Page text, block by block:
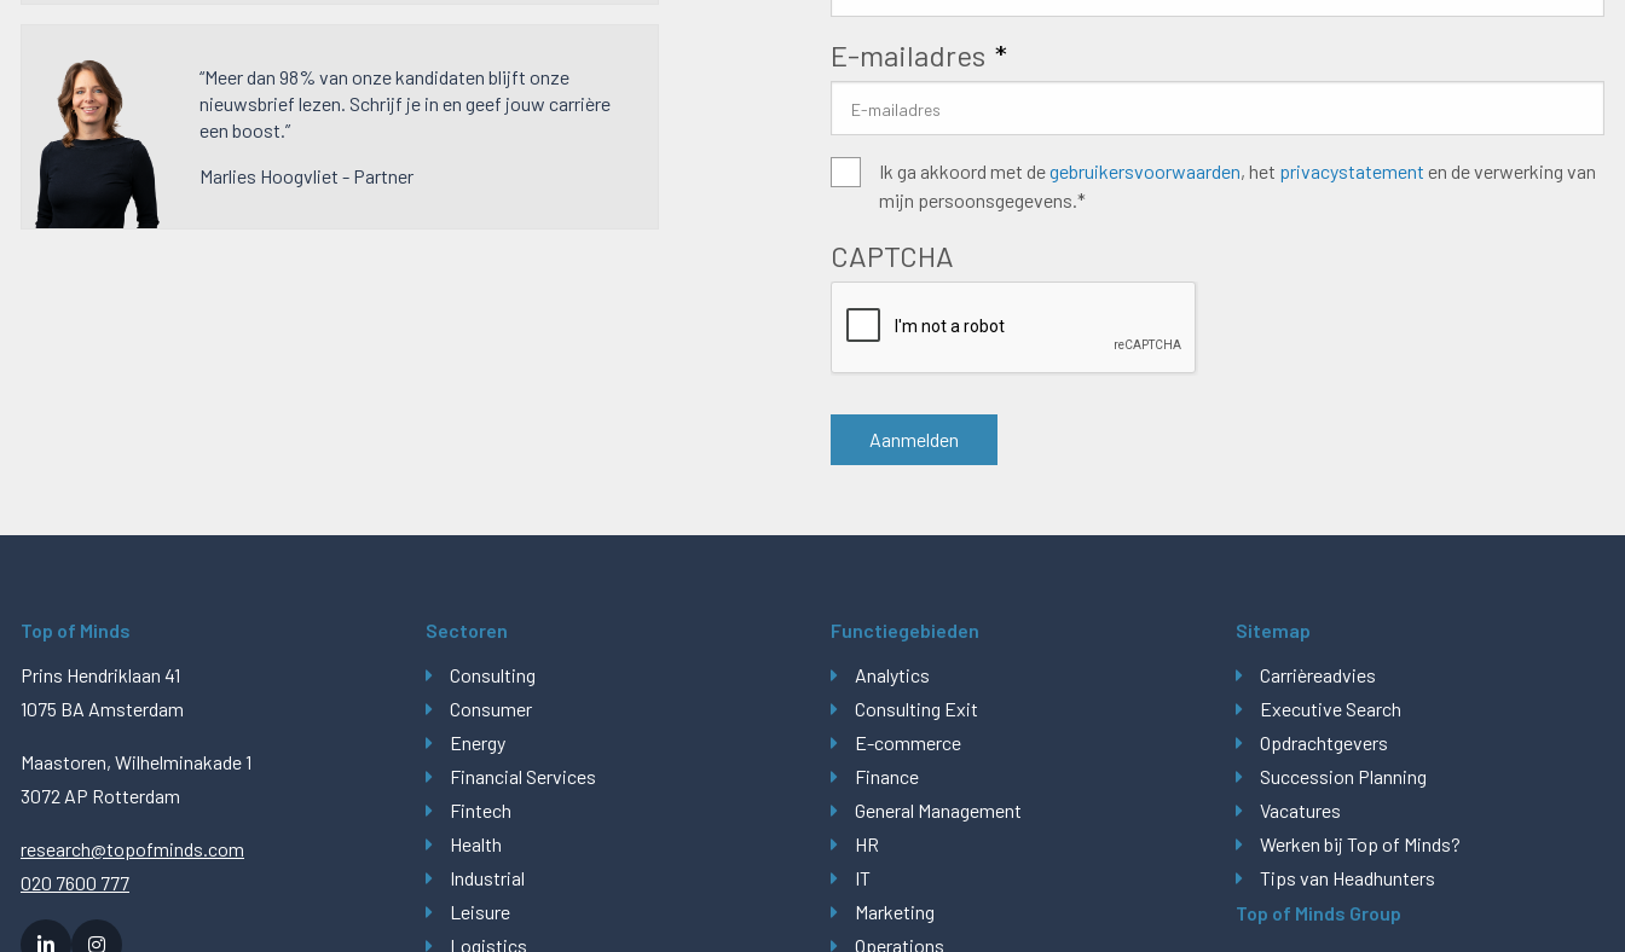
“Meer dan 98% van onze kandidaten blijft onze
nieuwsbrief lezen. Schrijf je in en geef jouw carrière
een boost.”
Marlies Hoogvliet - Partner
E-mailadres *
Algemene
voorwaarden *
Ik ga akkoord met degebruikersvoorwaarden, het privacystatement en de verwerking van
mijn persoonsgegevens.*
CAPTCHA
Top of Minds
Prins Hendriklaan 41
1075 BA Amsterdam
Maastoren, Wilhelminakade 1
3072 AP Rotterdam
research@topofminds.com
020 7600 777
Sectoren
Consulting
Consumer
Energy
Financial Services
Fintech
Health
Industrial
Leisure
Logistics
Functiegebieden
Analytics
Consulting Exit
E-commerce
Finance
General Management
HR
IT
Marketing
Operations
Sitemap
Carrièreadvies
Executive Search
Opdrachtgevers
Succession Planning
Vacatures
Werken bij Top of Minds?
Tips van Headhunters
Top of Minds Group